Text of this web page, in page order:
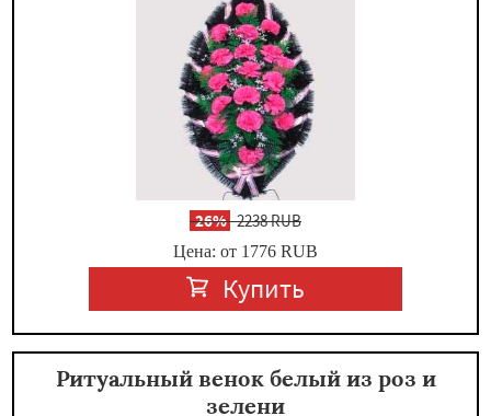
-26%2238 RUB
Цена: от 1776 RUB
Купить
Ритуальный венок белый из роз и
зелени